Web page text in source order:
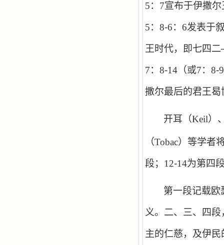
5： 7宣布于伊撒
5： 8-6： 6发表于
王时代，即七四
7： 8-14 （或7： 8-9
撒尔最后的君王
开耳（Keil）
（Tobac）等学者
段； 12-14为第四
第一段记载欧
义。二、三、四
主的仁慈，及伊